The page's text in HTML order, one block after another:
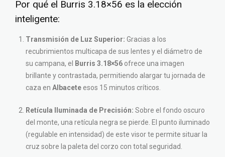
Por qué el Burris 3.18×56 es la elección
inteligente:
Transmisión de Luz Superior: Gracias a los
recubrimientos multicapa de sus lentes y el diámetro de
su campana, el
Burris 3.18×56 ofrece una imagen
brillante y contrastada, permitiendo alargar tu jornada de
caza en Albacete esos 15 minutos críticos.
Retícula Iluminada de Precisión: Sobre el fondo oscuro
del monte, una retícula negra se pierde. El punto iluminado
(regulable en intensidad) de este visor te permite situar la
cruz sobre la paleta del corzo con total seguridad.